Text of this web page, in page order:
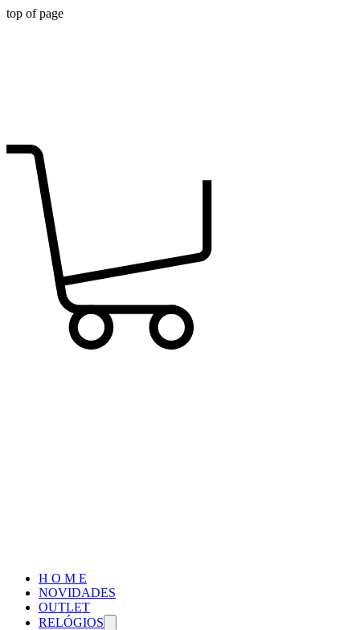
top of page
H O M E
NOVIDADES
OUTLET
RELÓGIOS